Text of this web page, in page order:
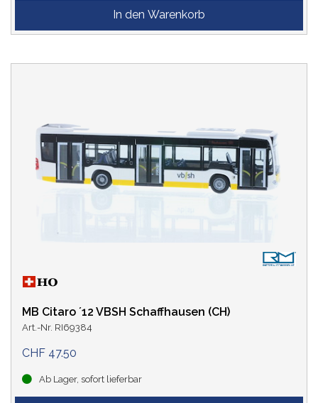
MB Citaro ´12 VBSH Schaffhausen (CH)
Art.-Nr. RI69384
CHF 47.50
Ab Lager, sofort lieferbar